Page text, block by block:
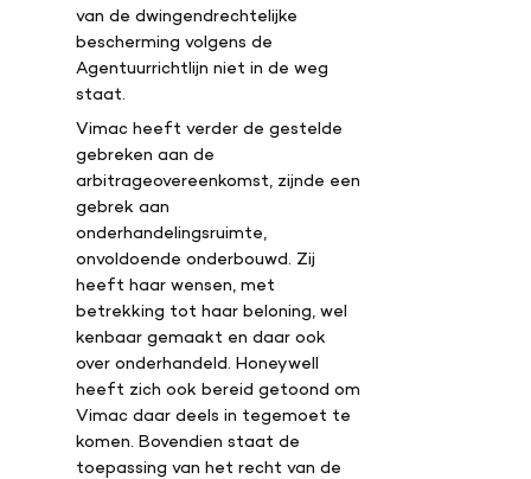
van de dwingendrechtelijke
bescherming volgens de
Agentuurrichtlijn niet in de weg
staat.
Vimac heeft verder de gestelde
gebreken aan de
arbitrageovereenkomst, zijnde een
gebrek aan
onderhandelingsruimte,
onvoldoende onderbouwd. Zij
heeft haar wensen, met
betrekking tot haar beloning, wel
kenbaar gemaakt en daar ook
over onderhandeld. Honeywell
heeft zich ook bereid getoond om
Vimac daar deels in tegemoet te
komen. Bovendien staat de
toepassing van het recht van de